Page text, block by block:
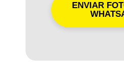
ENVIAR